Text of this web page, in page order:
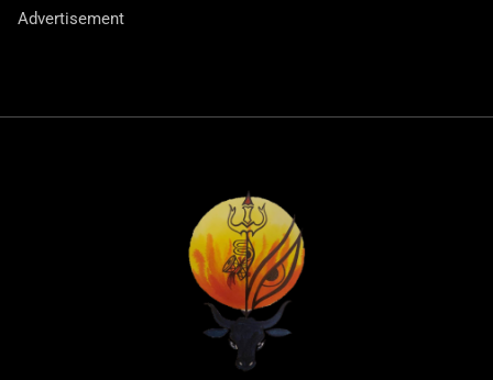
Advertisement